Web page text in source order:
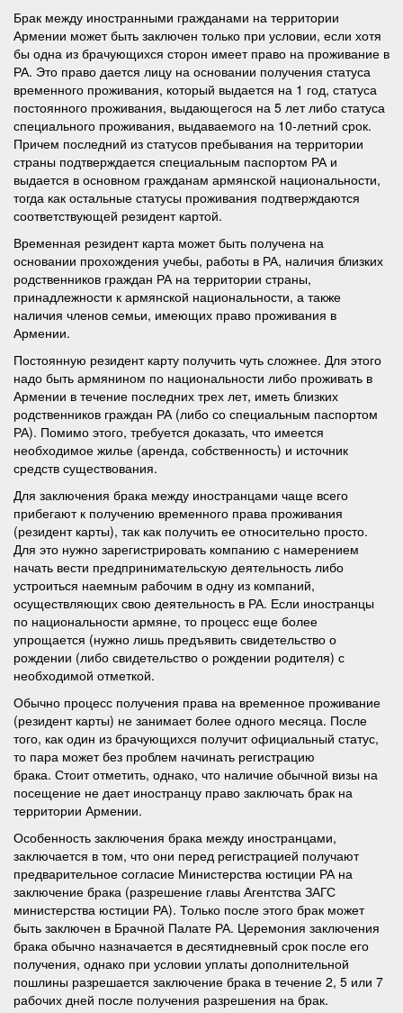
Брак между иностранными гражданами на территории
Армении может быть заключен только при условии, если хотя
бы одна из брачующихся сторон имеет право на проживание в
РА. Это право дается лицу на основании получения статуса
временного проживания, который выдается на 1 год, статуса
постоянного проживания, выдающегося на 5 лет либо статуса
специального проживания, выдаваемого на 10-летний срок.
Причем последний из статусов пребывания на территории
страны подтверждается специальным паспортом РА и
выдается в основном гражданам армянской национальности,
тогда как остальные статусы проживания подтверждаются
соответствующей резидент картой.
Временная резидент карта может быть получена на
основании прохождения учебы, работы в РА, наличия близких
родственников граждан РА на территории страны,
принадлежности к армянской национальности, а также
наличия членов семьи, имеющих право проживания в
Армении.
Постоянную резидент карту получить чуть сложнее. Для этого
надо быть армянином по национальности либо проживать в
Армении в течение последних трех лет, иметь близких
родственников граждан РА (либо со специальным паспортом
РА). Помимо этого, требуется доказать, что имеется
необходимое жилье (аренда, собственность) и источник
средств существования.
Для заключения брака между иностранцами чаще всего
прибегают к получению временного права проживания
(резидент карты), так как получить ее относительно просто.
Для это нужно зарегистрировать компанию с намерением
начать вести предпринимательскую деятельность либо
устроиться наемным рабочим в одну из компаний,
осуществляющих свою деятельность в РА. Если иностранцы
по национальности армяне, то процесс еще более
упрощается (нужно лишь предъявить свидетельство о
рождении (либо свидетельство о рождении родителя) с
необходимой отметкой.
Обычно процесс получения права на временное проживание
(резидент карты) не занимает более одного месяца. После
того, как один из брачующихся получит официальный статус,
то пара может без проблем начинать регистрацию
брака. Стоит отметить, однако, что наличие обычной визы на
посещение не дает иностранцу право заключать брак на
территории Армении.
Особенность заключения брака между иностранцами,
заключается в том, что они перед регистрацией получают
предварительное согласие Министерства юстиции РА на
заключение брака (разрешение главы Агентства ЗАГС
министерства юстиции РА). Только после этого брак может
быть заключен в Брачной Палате РА. Церемония заключения
брака обычно назначается в десятидневный срок после его
получения, однако при условии уплаты дополнительной
пошлины разрешается заключение брака в течение 2, 5 или 7
рабочих дней после получения разрешения на брак.